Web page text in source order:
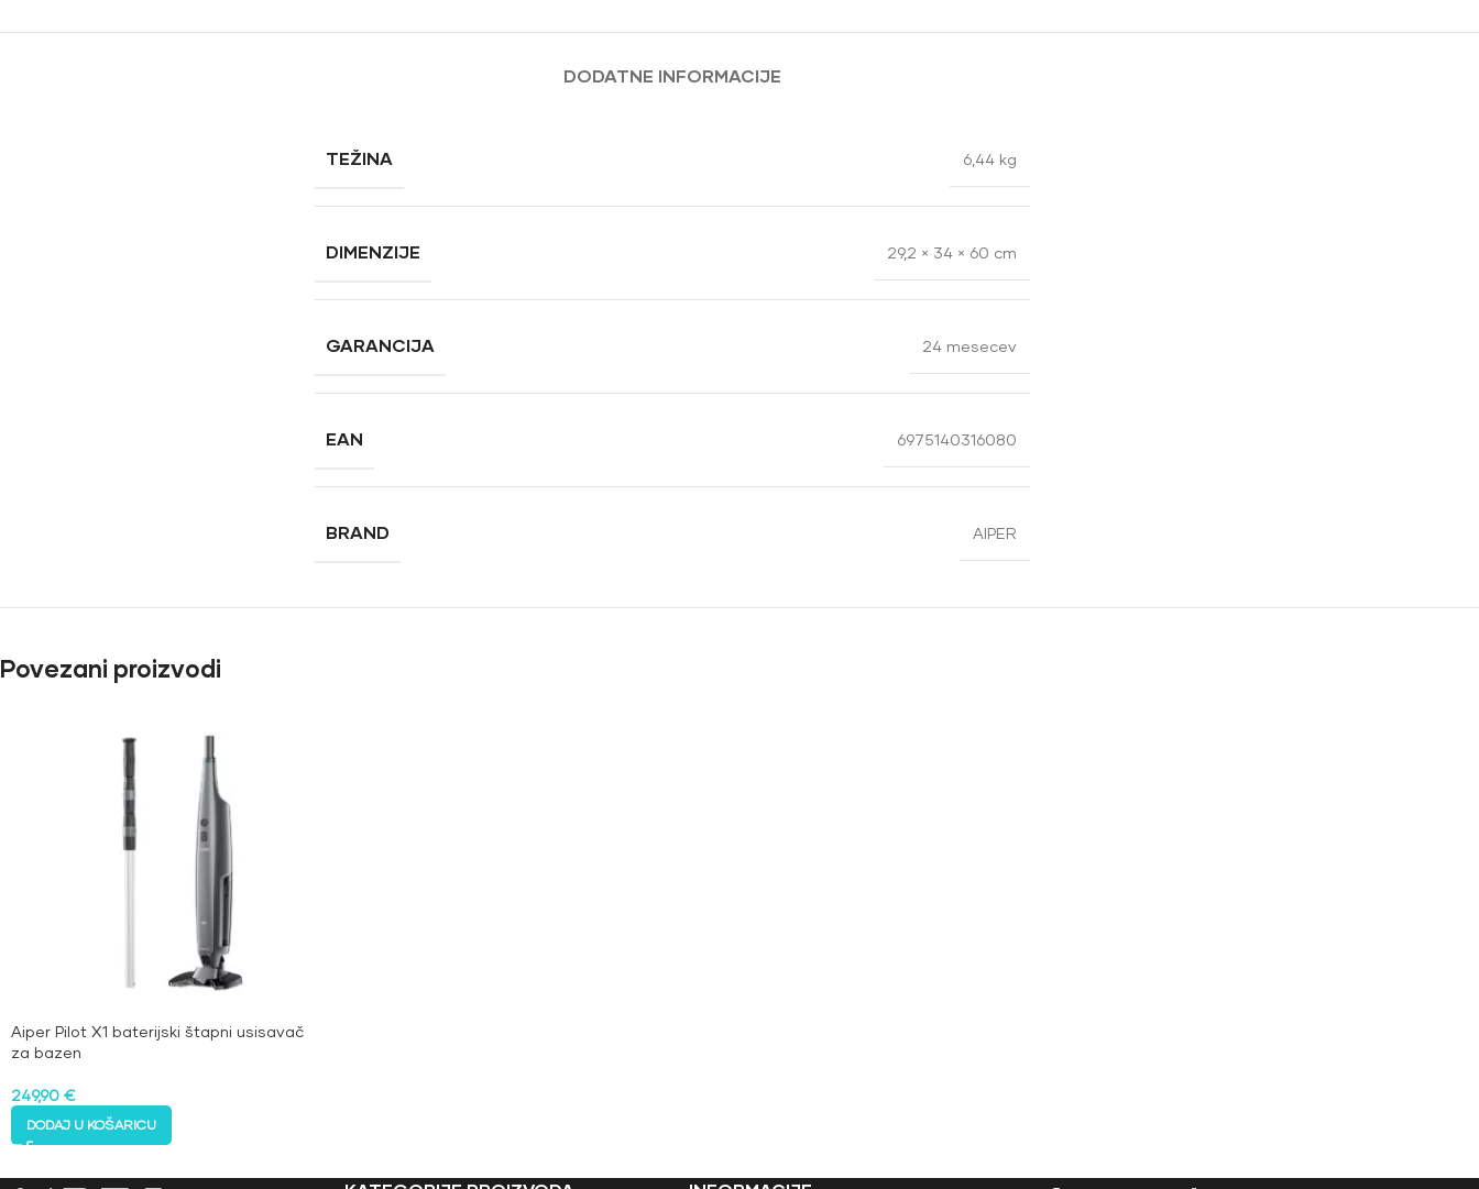
DODATNE INFORMACIJE
TEŽINA 6,44 kg
DIMENZIJE 29,2 × 34 × 60 cm
GARANCIJA 24 mesecev
EAN 6975140316080
BRAND AIPER
Povezani proizvodi
Aiper Pilot X1 baterijski štapni usisavač
za bazen
249,90 €
DODAJ U KOŠARICU